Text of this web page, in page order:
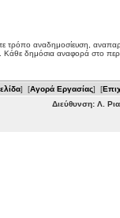
τρόπο αναδημοσίευση,
Κάθε δημόσια αναφορά στο
] [Αγορά Εργασίας] [
Διεύθυνση: Λ.